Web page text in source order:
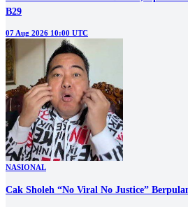
B29
07 Aug 2026 10:00 UTC
NASIONAL
Cak Sholeh “No Viral No Justice”